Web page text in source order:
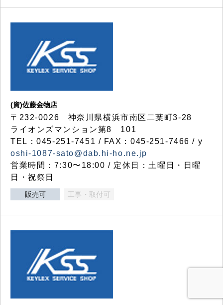
(資)佐藤金物店
〒232-0026 神奈川県横浜市南区二葉町3-28
ライオンズマンション第8 101
TEL：045-251-7451 / FAX：045-251-7466 / y
oshi-1087-sato@dab.hi-ho.ne.jp
営業時間：7:30〜18:00 / 定休日：土曜日・日曜
日・祝祭日
販売可 工事・取付可